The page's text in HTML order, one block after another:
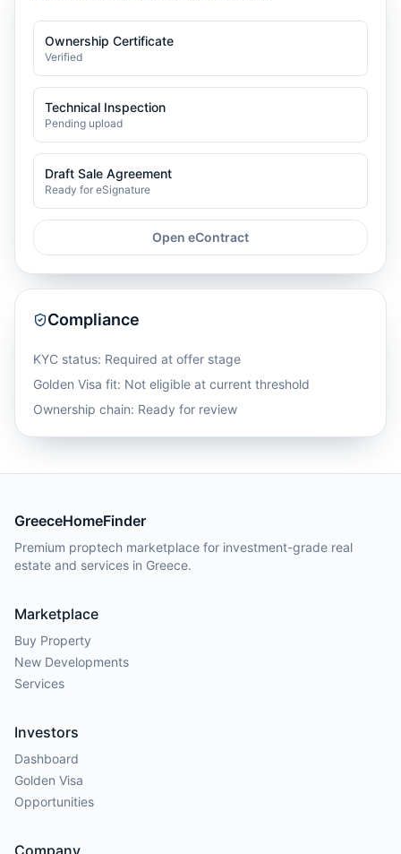
Ownership Certificate
Verified
Technical Inspection
Pending upload
Draft Sale Agreement
Ready for eSignature
Open eContract
Compliance
KYC status: Required at offer stage
Golden Visa fit: Not eligible at current threshold
Ownership chain: Ready for review
GreeceHomeFinder
Premium proptech marketplace for investment-grade real
estate and services in Greece.
Marketplace
Buy Property
New Developments
Services
Investors
Dashboard
Golden Visa
Opportunities
Company